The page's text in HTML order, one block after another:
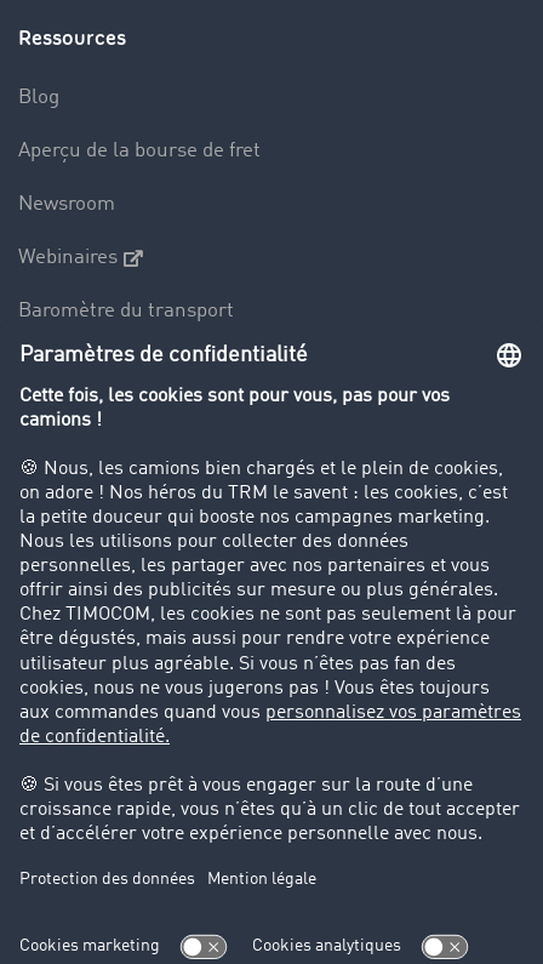
Ressources
Blog
Aperçu de la bourse de fret
Newsroom
Webinaires
Baromètre du transport
Le dictionnaire du transport
Interdiction de circulation des poids lourds
Entreprise
Parrainage clients
Success Stories
Cadre légal
Mentions légales
Protection des données
Cookie-Einstellungen
Support